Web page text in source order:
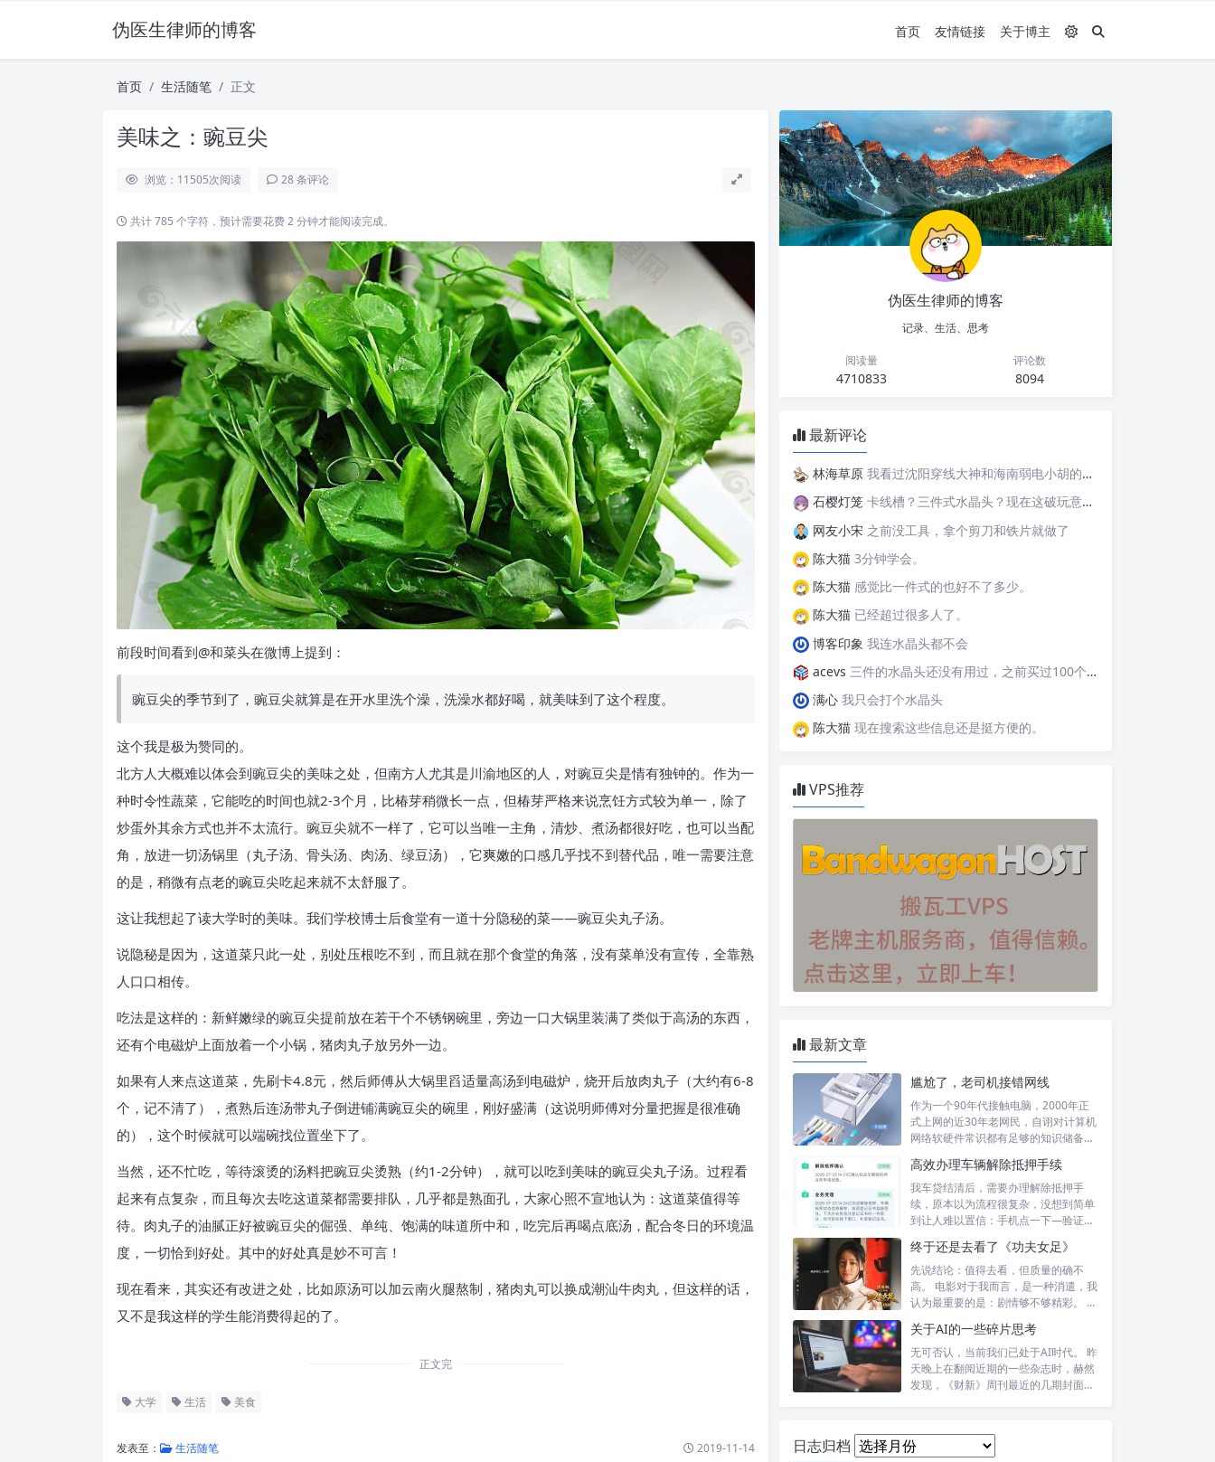
伪医生律师的博客 首页 友情链接 关于博主
首页 生活随笔 正文
美味之：豌豆尖
浏览：11505次阅读 28 条评论
共计 785 个字符，预计需要花费 2 分钟才能阅读完成。
前段时间看到@和菜头在微博上提到：
豌豆尖的季节到了，豌豆尖就算是在开水里洗个澡，洗澡水都好喝，就美味到了这个程度。
这个我是极为赞同的。
北方人大概难以体会到豌豆尖的美味之处，但南方人尤其是川渝地区的人，对豌豆尖是情有独钟的。作为一
种时令性蔬菜，它能吃的时间也就2-3个月，比椿芽稍微长一点，但椿芽严格来说烹饪方式较为单一，除了
炒蛋外其余方式也并不太流行。豌豆尖就不一样了，它可以当唯一主角，清炒、煮汤都很好吃，也可以当配
角，放进一切汤锅里（丸子汤、骨头汤、肉汤、绿豆汤），它爽嫩的口感几乎找不到替代品，唯一需要注意
的是，稍微有点老的豌豆尖吃起来就不太舒服了。
这让我想起了读大学时的美味。我们学校博士后食堂有一道十分隐秘的菜——豌豆尖丸子汤。
说隐秘是因为，这道菜只此一处，别处压根吃不到，而且就在那个食堂的角落，没有菜单没有宣传，全靠熟
人口口相传。
吃法是这样的：新鲜嫩绿的豌豆尖提前放在若干个不锈钢碗里，旁边一口大锅里装满了类似于高汤的东西，
还有个电磁炉上面放着一个小锅，猪肉丸子放另外一边。
如果有人来点这道菜，先刷卡4.8元，然后师傅从大锅里舀适量高汤到电磁炉，烧开后放肉丸子（大约有6-8
个，记不清了），煮熟后连汤带丸子倒进铺满豌豆尖的碗里，刚好盛满（这说明师傅对分量把握是很准确
的），这个时候就可以端碗找位置坐下了。
当然，还不忙吃，等待滚烫的汤料把豌豆尖烫熟（约1-2分钟），就可以吃到美味的豌豆尖丸子汤。过程看
起来有点复杂，而且每次去吃这道菜都需要排队，几乎都是熟面孔，大家心照不宣地认为：这道菜值得等
待。肉丸子的油腻正好被豌豆尖的倔强、单纯、饱满的味道所中和，吃完后再喝点底汤，配合冬日的环境温
度，一切恰到好处。其中的好处真是妙不可言！
现在看来，其实还有改进之处，比如原汤可以加云南火腿熬制，猪肉丸可以换成潮汕牛肉丸，但这样的话，
又不是我这样的学生能消费得起的了。
正文完
大学 生活 美食
发表至： 生活随笔 2019-11-14
伪医生律师的博客
记录、生活、思考
阅读量
4710833
评论数
8094
最新评论
林海草原 我看过沈阳穿线大神和海南弱电小胡的视频，他们做这些的熟练程度，是不是也是建立在这些翻车之上的....
石樱灯笼 卡线槽？三件式水晶头？现在这破玩意变得这么复杂了？
网友小宋 之前没工具，拿个剪刀和铁片就做了
陈大猫 3分钟学会。
陈大猫 感觉比一件式的也好不了多少。
陈大猫 已经超过很多人了。
博客印象 我连水晶头都不会
acevs 三件的水晶头还没有用过，之前买过100个水晶头还没有 用完。
满心 我只会打个水晶头
陈大猫 现在搜索这些信息还是挺方便的。
VPS推荐
最新文章
尴尬了，老司机接错网线
作为一个90年代接触电脑，2000年正
式上网的近30年老网民，自诩对计算机
网络软硬件常识都有足够的知识储备，
高效办理车辆解除抵押手续
我车贷结清后，需要办理解除抵押手
续，原本以为流程很复杂，没想到简单
到让人难以置信：手机点一下—验证头
终于还是去看了《功夫女足》
先说结论：值得去看，但质量的确不
高。 电影对于我而言，是一种消遣，我
认为最重要的是：剧情够不够精彩。 比
关于AI的一些碎片思考
无可否认，当前我们已处于AI时代。 昨
天晚上在翻阅近期的一些杂志时，赫然
发现，《财新》周刊最近的几期封面报
日志归档 日